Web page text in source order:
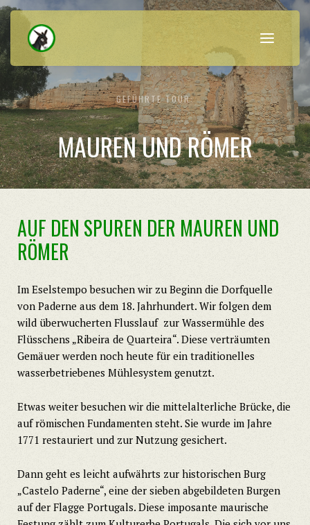
GEFÜHRTE TOUR:
MAUREN UND RÖMER
AUF DEN SPUREN DER MAUREN UND
RÖMER
Im Eselstempo besuchen wir zu Beginn die Dorfquelle
von Paderne aus dem 18. Jahrhundert. Wir folgen dem
wild überwucherten Flusslauf zur Wassermühle des
Flüsschens „Ribeira de Quarteira“. Diese verträumten
Gemäuer werden noch heute für ein traditionelles
wasserbetriebenes Mühlesystem genutzt.
Etwas weiter besuchen wir die mittelalterliche Brücke, die
auf römischen Fundamenten steht. Sie wurde im Jahre
1771 restauriert und zur Nutzung gesichert.
Dann geht es leicht aufwährts zur historischen Burg
„Castelo Paderne“, eine der sieben abgebildeten Burgen
auf der Flagge Portugals. Diese imposante maurische